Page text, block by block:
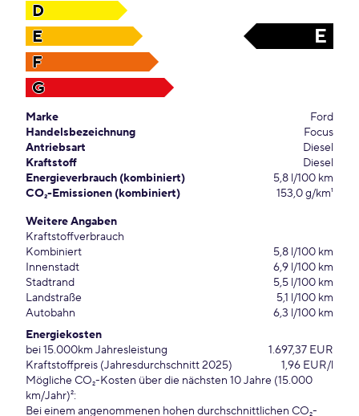
D
E
E
F
G
Marke
Ford
Handelsbezeichnung
Focus
Antriebsart
Diesel
Kraftstoff
Diesel
Energieverbrauch (kombiniert)
5,8 l/100 km
CO₂-Emissionen (kombiniert)
153,0 g/km¹
Weitere Angaben
Kraftstoffverbrauch
Kombiniert
5,8 l/100 km
Innenstadt
6,9 l/100 km
Stadtrand
5,5 l/100 km
Landstraße
5,1 l/100 km
Autobahn
6,3 l/100 km
Energiekosten
bei 15.000km Jahresleistung
1.697,37 EUR
Kraftstoffpreis (Jahresdurchschnitt 2025)
1,96 EUR/l
Mögliche CO₂-Kosten über die nächsten 10 Jahre (15.000
km/Jahr)²:
Bei einem angenommenen hohen durchschnittlichen CO₂-